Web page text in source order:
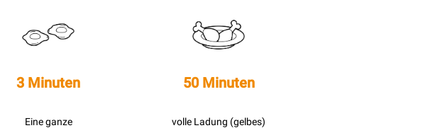
3 Minuten
Eine ganze
50 Minuten
volle Ladung (gelbes)